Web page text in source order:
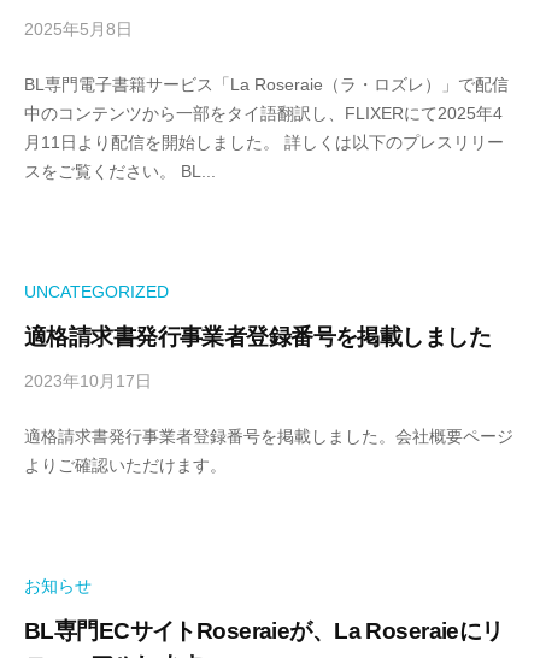
2025年5月8日
本
番
管
理
BL専門電子書籍サービス「La Roseraie（ラ・ロズレ）」で配信
中のコンテンツから一部をタイ語翻訳し、FLIXERにて2025年4
月11日より配信を開始しました。 詳しくは以下のプレスリリー
スをご覧ください。 BL...
UNCATEGORIZED
適格請求書発行事業者登録番号を掲載しました
2023年10月17日
本
番
適格請求書発行事業者登録番号を掲載しました。会社概要ページ
よりご確認いただけます。
お知らせ
BL専門ECサイトRoseraieが、La Roseraieにリ